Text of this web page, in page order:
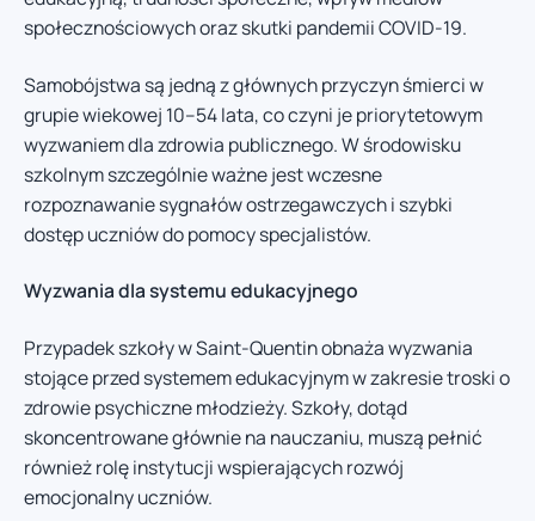
społecznościowych oraz skutki pandemii COVID-19.
Samobójstwa są jedną z głównych przyczyn śmierci w
grupie wiekowej 10–54 lata, co czyni je priorytetowym
wyzwaniem dla zdrowia publicznego. W środowisku
szkolnym szczególnie ważne jest wczesne
rozpoznawanie sygnałów ostrzegawczych i szybki
dostęp uczniów do pomocy specjalistów.
Wyzwania dla systemu edukacyjnego
Przypadek szkoły w Saint-Quentin obnaża wyzwania
stojące przed systemem edukacyjnym w zakresie troski o
zdrowie psychiczne młodzieży. Szkoły, dotąd
skoncentrowane głównie na nauczaniu, muszą pełnić
również rolę instytucji wspierających rozwój
emocjonalny uczniów.